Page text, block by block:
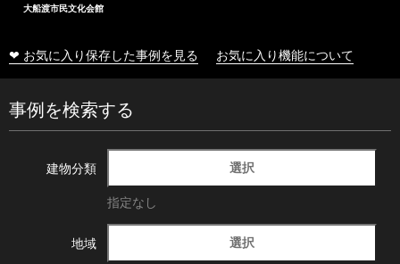
大船渡市民文化会館
❤ お気に入り保存した事例を見る お気に入り機能について
事例を検索する
建物分類 選択
指定なし
地域 選択